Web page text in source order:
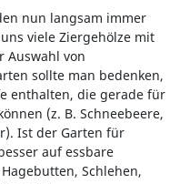
nun langsam immer
viele Ziergehölze mit
Auswahl von
sollte man bedenken,
enthalten, die gerade für
(z. B. Schneebeere,
Ist der Garten für
auf essbare
Schlehen,